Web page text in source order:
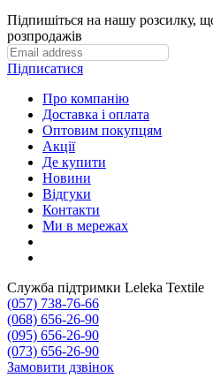
Підпишіться на нашу розсилку,
розпродажів
Підписатися
Про компанію
Доставка і оплата
Оптовим покупцям
Акції
Де купити
Новини
Відгуки
Контакти
Ми в мережах
Служба підтримки Leleka Textile
(057) 738-76-66
(068) 656-26-90
(095) 656-26-90
(073) 656-26-90
Замовити дзвінок